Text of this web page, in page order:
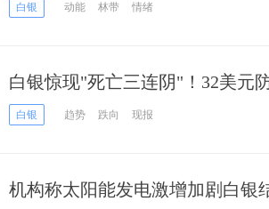
白银 动能 林带 情绪
白银惊现"死亡三连阴"！32美元
30时代？
白银 趋势 跌向 现报
机构称太阳能发电激增加剧白银